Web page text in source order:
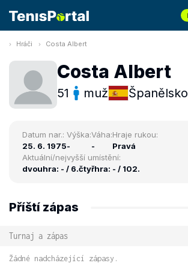
Hráči Costa Albert
Costa Albert
51 muž Španělsko
Datum nar.:
25. 6. 1975
Výška:
-
Váha:
-
Hraje rukou:
Pravá
Aktuální/nejvyšší umístění:
dvouhra: - / 6.čtyřhra: - / 102.
Příští zápas
Turnaj a zápas
Žádné nadcházející zápasy.